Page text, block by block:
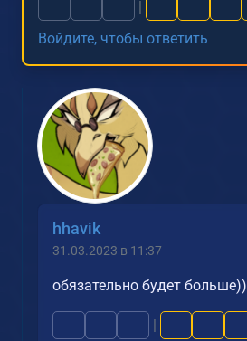
|
Войдите, чтобы ответить
hhavik
31.03.2023 в 11:37
обязательно будет больше))
|